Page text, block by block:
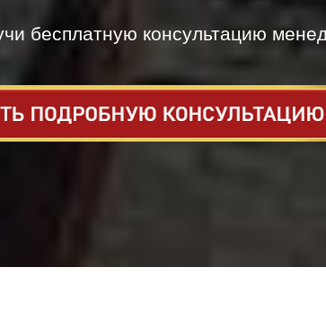
бесплатную консультацию